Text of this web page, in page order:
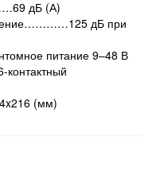
дБ (А)
дБ при
питание 9–48 В
(мм)